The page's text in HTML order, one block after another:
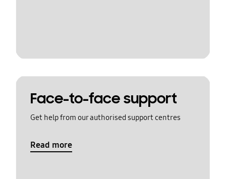
Face-to-face support
Get help from our authorised support centres
Read more